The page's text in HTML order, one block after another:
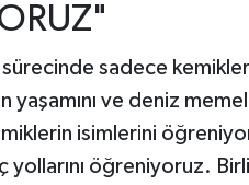
sadece kemikleri
yaşamını ve deniz
isimlerini
öğreniyoruz.